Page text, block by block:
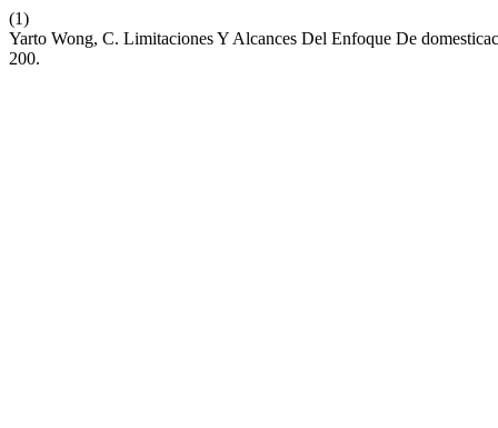
(1)
Yarto Wong, C. Limitaciones Y Alcances Del Enfoque De
200.